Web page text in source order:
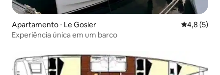
Apartamento ⋅ Le Gosier 4,8 de
4,8 (5)
Experiência única em um barco